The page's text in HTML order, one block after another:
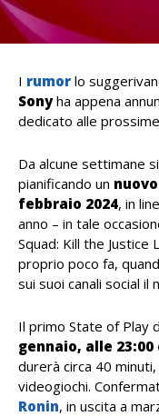
I rumor lo
Sonyha appena
dedicato alle
Da alcune settimane
pianificando un
febbraio 2024, in
anno – in tale
Squad: Kill the
proprio poco fa,
sui suoi canali social il
Il primo State of Play
gennaio, alle
durerà circa 40
videogiochi.
Ronin, in uscita a